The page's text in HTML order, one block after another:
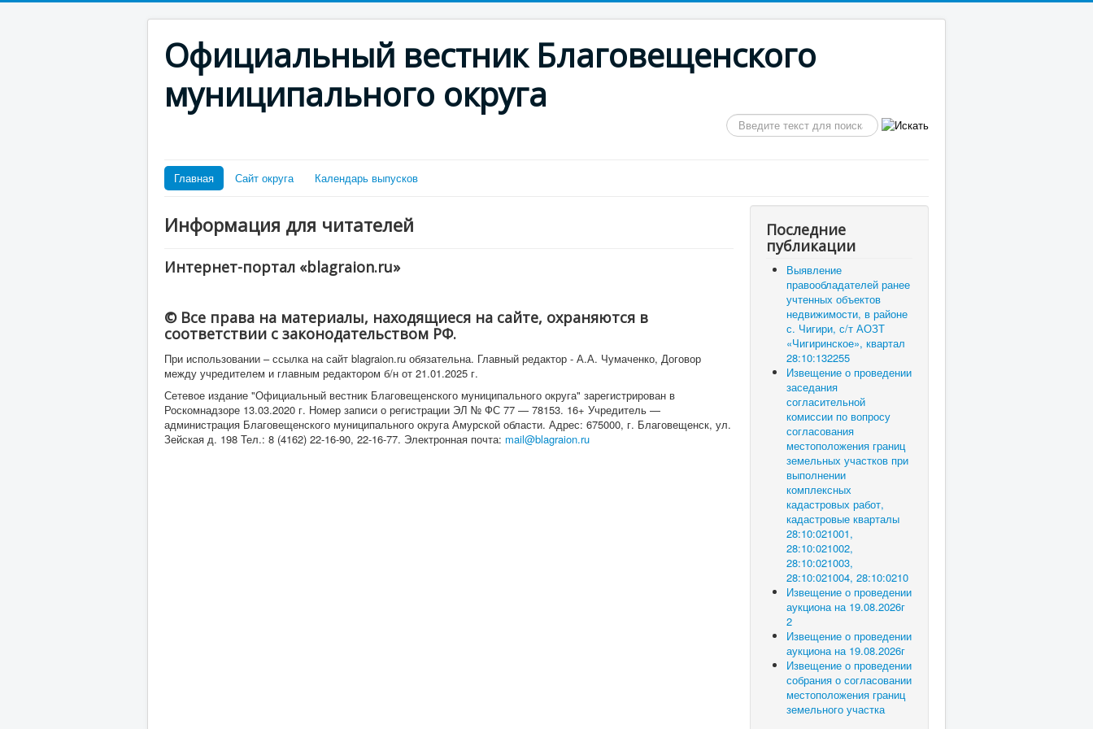
Официальный вестник Благовещенского
муниципального округа
Искать...
Главная Сайт округа Календарь выпусков
Информация для читателей
Интернет-портал «blagraion.ru»
© Все права на материалы, находящиеся на сайте, охраняются в
соответствии с законодательством РФ.
При использовании – ссылка на сайт blagraion.ru обязательна. Главный редактор - А.А. Чумаченко, Договор
между учредителем и главным редактором б/н от 21.01.2025 г.
Сетевое издание "Официальный вестник Благовещенского муниципального округа" зарегистрирован в
Роскомнадзоре 13.03.2020 г. Номер записи о регистрации ЭЛ № ФС 77 — 78153. 16+ Учредитель —
администрация Благовещенского муниципального округа Амурской области. Адрес: 675000, г. Благовещенск, ул.
Зейская д. 198 Тел.: 8 (4162) 22-16-90, 22-16-77. Электронная почта: mail@blagraion.ru
Последние
публикации
Выявление
правообладателей ранее
учтенных объектов
недвижимости, в районе
с. Чигири, с/т АОЗТ
«Чигиринское», квартал
28:10:132255
Извещение о проведении
заседания
согласительной
комиссии по вопросу
согласования
местоположения границ
земельных участков при
выполнении
комплексных
кадастровых работ,
кадастровые кварталы
28:10:021001,
28:10:021002,
28:10:021003,
28:10:021004, 28:10:0210
Извещение о проведении
аукциона на 19.08.2026г
2
Извещение о проведении
аукциона на 19.08.2026г
Извещение о проведении
собрания о согласовании
местоположения границ
земельного участка